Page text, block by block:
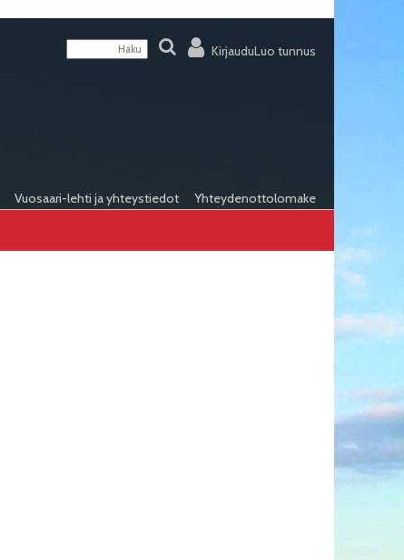
KirjauduLuo tunnus
Vuosaari-lehti ja yhteystiedot Yhteydenottolomake